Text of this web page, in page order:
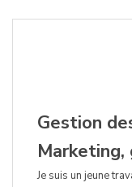
Gestion
Je suis un jeune